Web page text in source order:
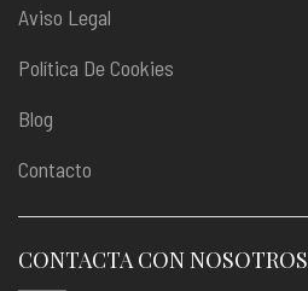
Aviso Legal
Política De Cookies
Blog
Contacto
CONTACTA CON NOSOTROS